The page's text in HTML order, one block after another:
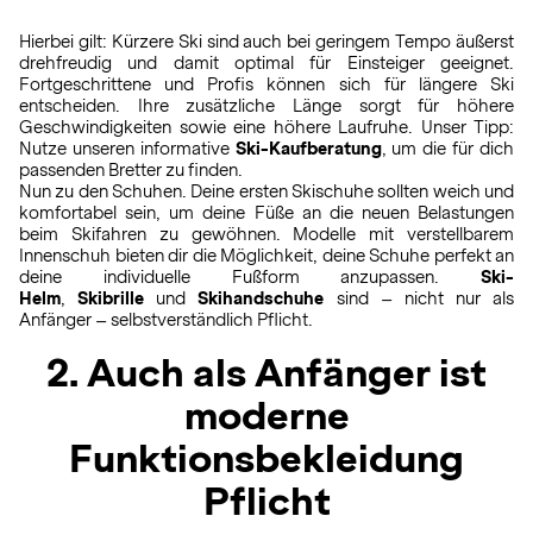
Hierbei gilt: Kürzere Ski sind auch bei geringem Tempo äußerst
drehfreudig und damit optimal für Einsteiger geeignet.
Fortgeschrittene und Profis können sich für längere Ski
entscheiden. Ihre zusätzliche Länge sorgt für höhere
Geschwindigkeiten sowie eine höhere Laufruhe. Unser Tipp:
Nutze unseren informative Ski-Kaufberatung, um die für dich
passenden Bretter zu finden.
Nun zu den Schuhen. Deine ersten Skischuhe sollten weich und
komfortabel sein, um deine Füße an die neuen Belastungen
beim Skifahren zu gewöhnen. Modelle mit verstellbarem
Innenschuh bieten dir die Möglichkeit, deine Schuhe perfekt an
deine individuelle Fußform anzupassen. Ski-
Helm ,Skibrille undSkihandschuhe sind – nicht nur als
Anfänger – selbstverständlich Pflicht.
2. Auch als Anfänger ist
moderne
Funktionsbekleidung
Pflicht